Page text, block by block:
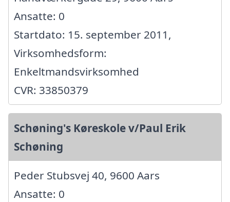
Ansatte: 0
Startdato: 15. september 2011,
Virksomhedsform:
Enkeltmandsvirksomhed
CVR: 33850379
Schøning's Køreskole v/Paul Erik
Schøning
Peder Stubsvej 40, 9600 Aars
Ansatte: 0